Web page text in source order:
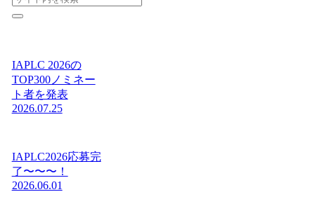
IAPLC 2026の
TOP300ノミネー
ト者を発表
2026.07.25
IAPLC2026応募完
了〜〜〜！
2026.06.01